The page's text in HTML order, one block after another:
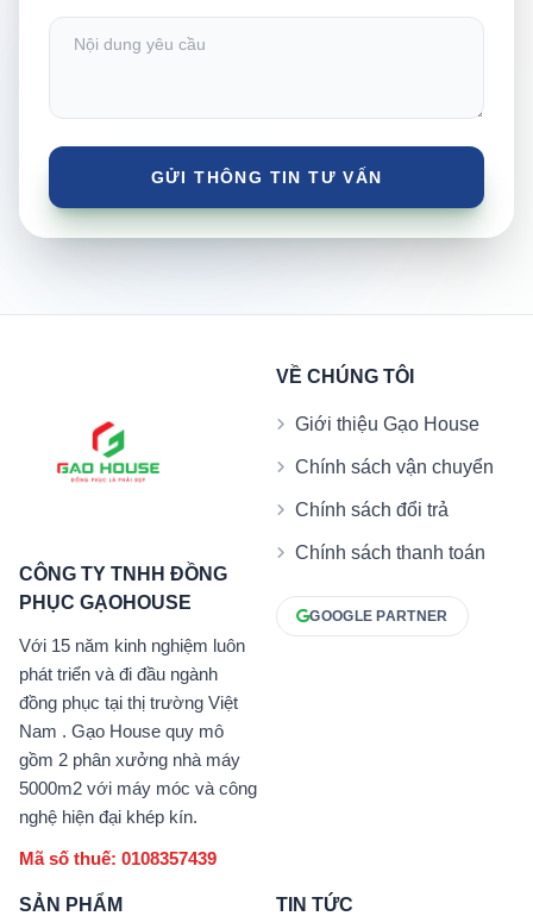
CÔNG TY TNHH ĐỒNG
PHỤC GẠOHOUSE
Với 15 năm kinh nghiệm luôn
phát triển và đi đầu ngành
đồng phục tại thị trường Việt
Nam . Gạo House quy mô
gồm 2 phân xưởng nhà máy
5000m2 với máy móc và công
nghệ hiện đại khép kín.
Mã số thuế: 0108357439
VỀ CHÚNG TÔI
Giới thiệu Gạo House
Chính sách vận chuyển
Chính sách đổi trả
Chính sách thanh toán
GOOGLE PARTNER
SẢN PHẨM TIN TỨC